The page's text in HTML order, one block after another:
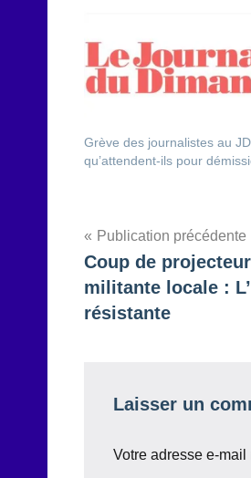
Grève des journalistes au
qu’attendent-ils pour
Navigation
de
l’article
Publication précédente
Coup de
militante locale :
résistante
Laisser un
Votre adresse e-